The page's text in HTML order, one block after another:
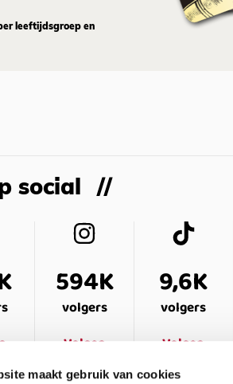
maakt gebruik van cookies
leeftijdsgroep en
social
594K
volgers
Volgen
9,6K
volgers
Volgen